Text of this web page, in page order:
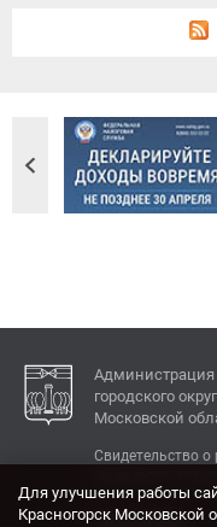
Администрация
городского
Московской
Свидетельство
Для улучшения работы
Красногорск Московской